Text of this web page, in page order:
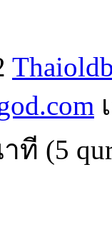
ที (5